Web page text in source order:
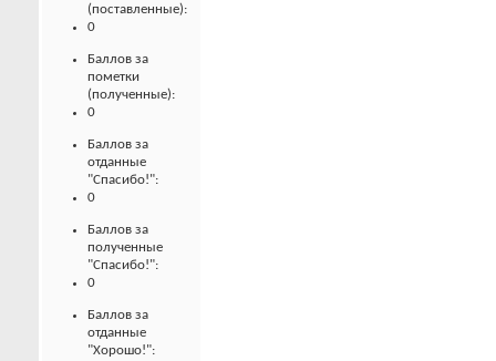
(поставленные):
0
Баллов за
пометки
(полученные):
0
Баллов за
отданные
"Спасибо!":
0
Баллов за
полученные
"Спасибо!":
0
Баллов за
отданные
"Хорошо!":